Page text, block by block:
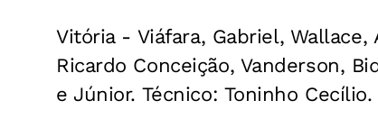
Vitória - Viáfara, Gabriel,
Ricardo Conceição, Vanderson,
e Júnior. Técnico: Toninho Cecílio.